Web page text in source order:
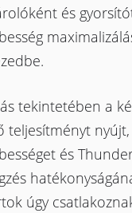
és
tekintetében a
teljesítményt
és
úgy